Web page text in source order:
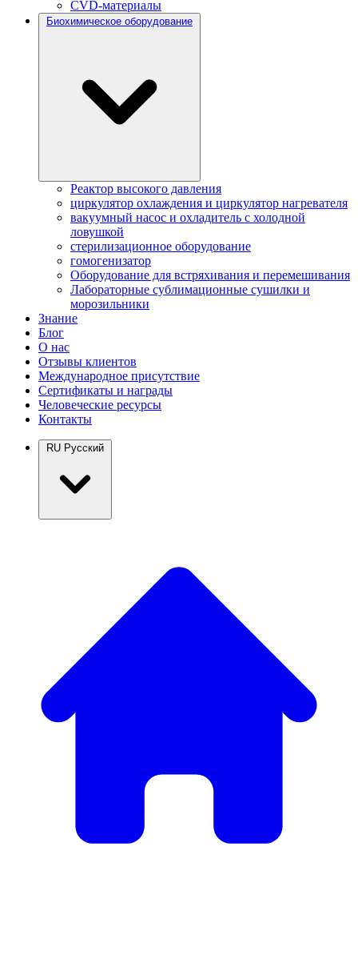
CVD-материалы
Биохимическое оборудование
Реактор высокого давления
циркулятор охлаждения и циркулятор нагревателя
вакуумный насос и охладитель с холодной
ловушкой
стерилизационное оборудование
гомогенизатор
Оборудование для встряхивания и перемешивания
Лабораторные сублимационные сушилки и
морозильники
Знание
Блог
О нас
Отзывы клиентов
Международное присутствие
Сертификаты и награды
Человеческие ресурсы
Контакты
RU Русский